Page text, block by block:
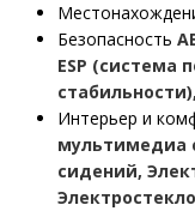
Безопасность
ESP (система
Интерьер и
мультимедиа
сидений,